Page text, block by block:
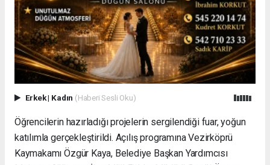
Erkek| Kadın (Haberi Sesli Oku)
Öğrencilerin hazırladığı projelerin sergilendiği fuar, yoğun
katılımla gerçekleştirildi. Açılış programına Vezirköprü
Kaymakamı Özgür Kaya, Belediye Başkan Yardımcısı